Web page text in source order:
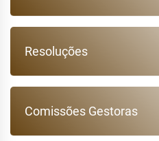
Resoluções
Comissões Gestoras